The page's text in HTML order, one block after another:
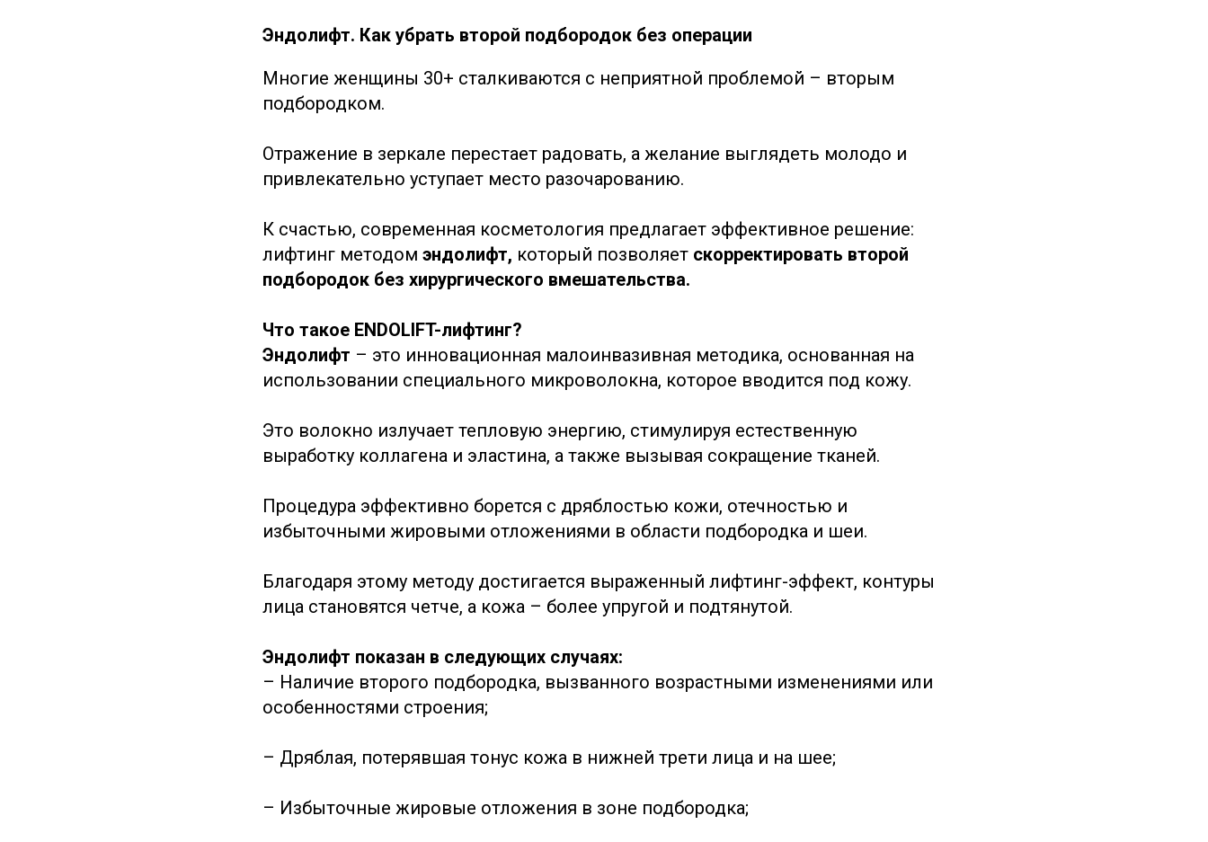
Эндолифт. Как убрать второй подбородок без операции
Многие женщины 30+ сталкиваются с неприятной проблемой – вторым
подбородком.
Отражение в зеркале перестает радовать, а желание выглядеть молодо и
привлекательно уступает место разочарованию.
К счастью, современная косметология предлагает эффективное решение:
лифтинг методом эндолифт, который позволяет скорректировать второй
подбородок без хирургического вмешательства.
Что такое ENDOLIFT-лифтинг?
Эндолифт – это инновационная малоинвазивная методика, основанная на
использовании специального микроволокна, которое вводится под кожу.
Это волокно излучает тепловую энергию, стимулируя естественную
выработку коллагена и эластина, а также вызывая сокращение тканей.
Процедура эффективно борется с дряблостью кожи, отечностью и
избыточными жировыми отложениями в области подбородка и шеи.
Благодаря этому методу достигается выраженный лифтинг-эффект, контуры
лица становятся четче, а кожа – более упругой и подтянутой.
Эндолифт показан в следующих случаях:
– Наличие второго подбородка, вызванного возрастными изменениями или
особенностями строения;
– Дряблая, потерявшая тонус кожа в нижней трети лица и на шее;
– Избыточные жировые отложения в зоне подбородка;